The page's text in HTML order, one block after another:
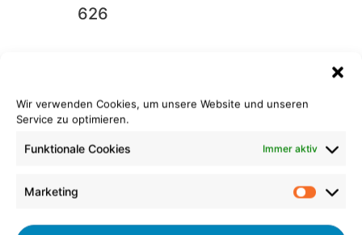
Wir verwenden Cookies, um unsere Website und unseren
Service zu optimieren.
Funktionale Cookies Immer aktiv
Marketing
626